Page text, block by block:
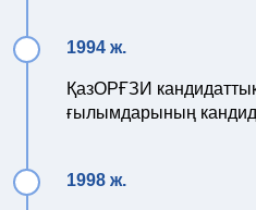
1994 ж.
ҚазОРҒЗИ
ғылымдарының
1998 ж.